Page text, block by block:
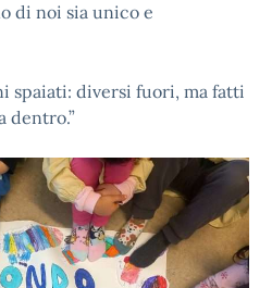
di noi sia unico e
spaiati: diversi fuori, ma fatti
dentro.”